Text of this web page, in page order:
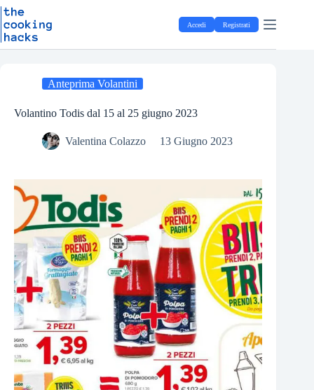
S
t
Salta
al
contenuto
Accedi Registrati
Anteprima Volantini
Volantino Todis dal 15 al 25 giugno 2023
Valentina Colazzo 13 Giugno 2023